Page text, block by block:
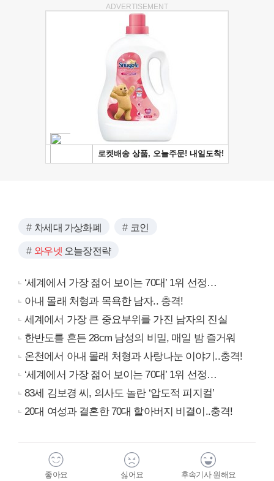
ADVERTISEMENT
차세대 가상화폐 코인
와우넷 오늘장전략
‘세계에서 가장 젊어 보이는 70대’ 1위 선정…
아내 몰래 처형과 목욕한 남자.. 충격!
세계에서 가장 큰 중요부위를 가진 남자의 진실
한반도를 흔든 28cm 남성의 비밀, 매일 밤 즐거워
온천에서 아내 몰래 처형과 사랑나눈 이야기..충격!
‘세계에서 가장 젊어 보이는 70대’ 1위 선정…
83세 김보경 씨, 의사도 놀란 ‘압도적 피지컬’
20대 여성과 결혼한 70대 할아버지 비결이..충격!
좋아요
싫어요
후속기사 원해요